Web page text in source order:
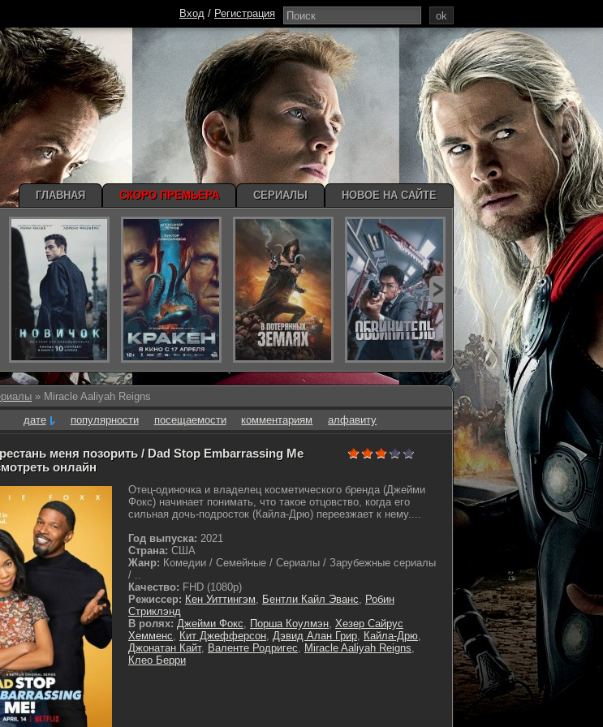
» Miracle Aaliyah Reigns
дате
популярности посещаемости комментариям алфавиту
меня позорить / Dad Stop Embarrassing Me
онлайн
Отец-одиночка и владелец косметического бренда (Джейми
Фокс) начинает понимать, что такое отцовство, когда его
сильная дочь-подросток (Кайла-Дрю) переезжает к нему....
Год выпуска: 2021
Страна: США
Жанр: Комедии / Семейные / Сериалы / Зарубежные сериалы
/ ..
Качество: FHD (1080p)
Режиссер: Кен Уиттингэм, Бентли Кайл Эванс, Робин
Стриклэнд
В ролях: Джейми Фокс, Порша Коулмэн, Хезер Сайрус
Хемменс, Кит Джефферсон, Дэвид Алан Грир, Кайла-Дрю,
Джонатан Кайт, Валенте Родригес, Miracle Aaliyah Reigns,
Клео Берри
ok
Вход / Регистрация
ГЛАВНАЯ СКОРО ПРЕМЬЕРА СЕРИАЛЫ НОВОЕ НА САЙТЕ